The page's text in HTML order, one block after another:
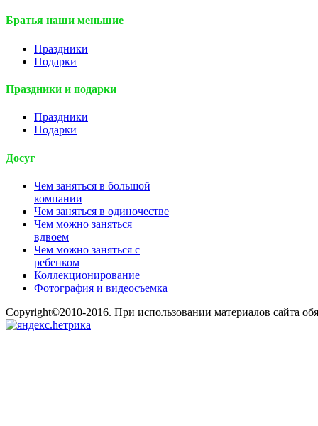
Братья наши меньшие
Праздники
Подарки
Праздники и подарки
Праздники
Подарки
Досуг
Чем заняться в большой
компании
Чем заняться в одиночестве
Чем можно заняться
вдвоем
Чем можно заняться с
ребенком
Коллекционирование
Фотография и видеосъемка
Copyright©2010-2016. При использовании материалов сайта